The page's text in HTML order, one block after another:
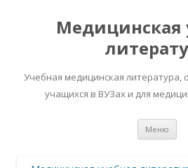
Медицинская
Учебная медицинская литература,
учащихся в ВУЗах и для
Меню